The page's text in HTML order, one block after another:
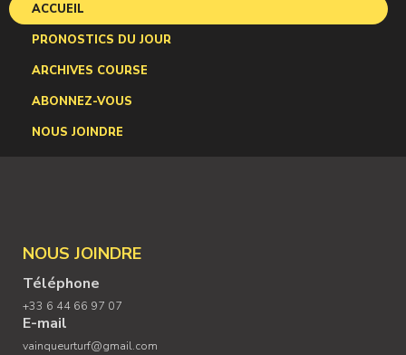
ACCUEIL
PRONOSTICS DU JOUR
ARCHIVES COURSE
ABONNEZ-VOUS
NOUS JOINDRE
NOUS JOINDRE
Téléphone
+33 6 44 66 97 07
E-mail
vainqueurturf@gmail.com